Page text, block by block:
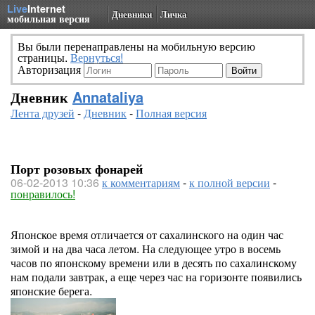
LiveInternet
мобильная версия Дневники Личка
Вы были перенаправлены на мобильную версию
страницы. Вернуться!
Авторизация
Дневник Annataliya
Лента друзей -Дневник-Полная версия
Порт розовых фонарей
06-02-2013 10:36 к комментариям-к полной версии -
понравилось!
Японское время отличается от сахалинского на один час
зимой и на два часа летом. На следующее утро в восемь
часов по японскому времени или в десять по сахалинскому
нам подали завтрак, а еще через час на горизонте появились
японские берега.